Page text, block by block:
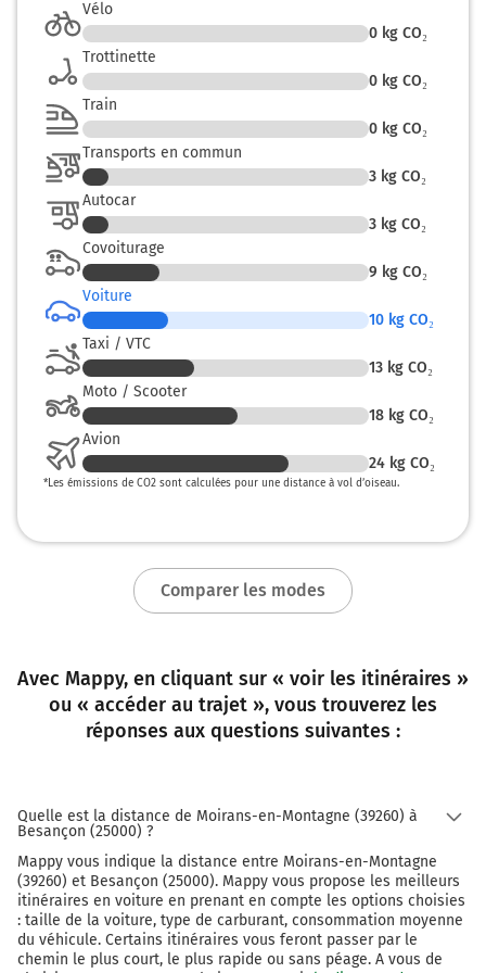
E60
A6
BEAUNE
STRASBOURG
BESANÇON
DOLE-AUTHUME
Prendre à droite et rejoindre A36 E60. Continuer sur 51
kilomètres
E60
STRASBOURG
94 km
mètres
VESOUL
Payer 6,80 € (Péage Besancon Nord)
145 km
Au rond-point, prendre la 2ème sortie sur la voie et
continuer sur 60 mètres
146 km
Prendre à droite et rejoindre N57 E23 D75 (N57).
146 km
Vélo
0 kg CO₂
Trottinette
0 kg CO₂
Train
0 kg CO₂
Transports en commun
3 kg CO₂
Autocar
3 kg CO₂
Covoiturage
9 kg CO₂
Voiture
10 kg CO₂
Taxi / VTC
13 kg CO₂
Moto / Scooter
18 kg CO₂
Avion
24 kg CO₂
*Les émissions de CO2 sont calculées pour une distance à vol d’oiseau.
Comparer les modes
Avec Mappy, en cliquant sur « voir les itinéraires »
ou « accéder au trajet », vous trouverez les
réponses aux questions suivantes :
Quelle est la distance de Moirans-en-Montagne (39260) à
Besançon (25000) ?
Mappy vous indique la distance entre Moirans-en-Montagne
(39260) et Besançon (25000). Mappy vous propose les meilleurs
itinéraires en voiture en prenant en compte les options choisies
: taille de la voiture, type de carburant, consommation moyenne
du véhicule. Certains itinéraires vous feront passer par le
chemin le plus court, le plus rapide ou sans péage. A vous de